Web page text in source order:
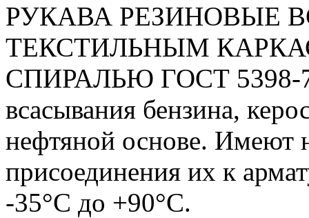
РУКАВА РЕЗИНОВЫЕ
ТЕКСТИЛЬНЫМ
СПИРАЛЬЮ ГОСТ 5398-
всасывания бензина,
нефтяной основе. Имеют
присоединения их к
-35°С до +90°С.